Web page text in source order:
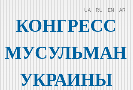
КОНГРЕСС
МУСУЛЬМАН
УКРАИНЫ
UA RU EN AR